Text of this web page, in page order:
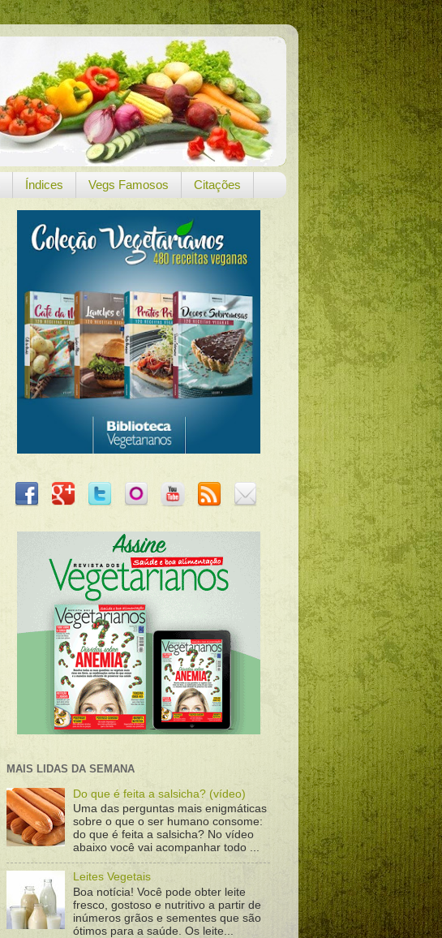
Índices Vegs Famosos Citações
MAIS LIDAS DA SEMANA
Do que é feita a salsicha? (vídeo)
Uma das perguntas mais enigmáticas
sobre o que o ser humano consome:
do que é feita a salsicha? No vídeo
abaixo você vai acompanhar todo ...
Leites Vegetais
Boa notícia! Você pode obter leite
fresco, gostoso e nutritivo a partir de
inúmeros grãos e sementes que são
ótimos para a saúde. Os leite...